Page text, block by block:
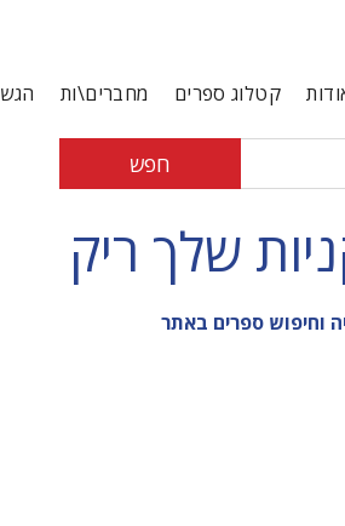
קטלוג ספרים מחברים\ות
חפש
שלך ריק
וחיפוש ספרים באתר